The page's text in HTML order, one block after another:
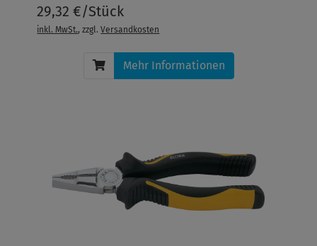
29,32 €/Stück
inkl. MwSt., zzgl.Versandkosten
Mehr Informationen